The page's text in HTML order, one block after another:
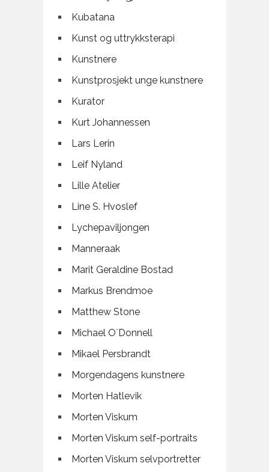
Kubatana
Kunst og uttrykksterapi
Kunstnere
Kunstprosjekt unge kunstnere
Kurator
Kurt Johannessen
Lars Lerin
Leif Nyland
Lille Atelier
Line S. Hvoslef
Lychepaviljongen
Manneraak
Marit Geraldine Bostad
Markus Brendmoe
Matthew Stone
Michael O`Donnell
Mikael Persbrandt
Morgendagens kunstnere
Morten Hatlevik
Morten Viskum
Morten Viskum self-portraits
Morten Viskum selvportretter